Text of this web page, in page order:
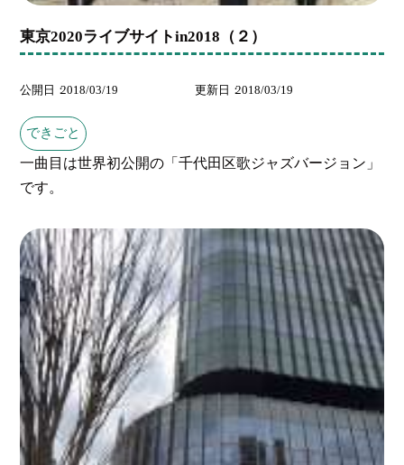
東京2020ライブサイトin2018（２）
公開日 2018/03/19 更新日 2018/03/19
できごと
一曲目は世界初公開の「千代田区歌ジャズバージョン」
です。